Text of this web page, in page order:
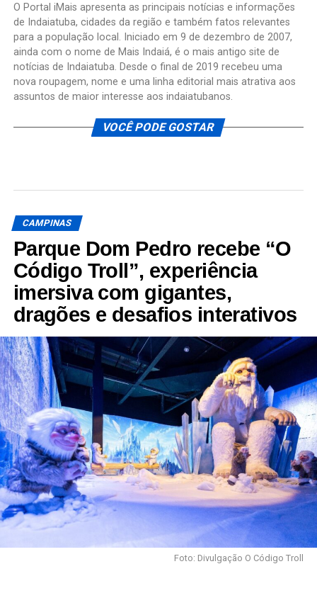
O Portal iMais apresenta as principais notícias e informações
de Indaiatuba, cidades da região e também fatos relevantes
para a população local. Iniciado em 9 de dezembro de 2007,
ainda com o nome de Mais Indaiá, é o mais antigo site de
notícias de Indaiatuba. Desde o final de 2019 recebeu uma
nova roupagem, nome e uma linha editorial mais atrativa aos
assuntos de maior interesse aos indaiatubanos.
VOCÊ PODE GOSTAR
CAMPINAS
Parque Dom Pedro recebe “O
Código Troll”, experiência
imersiva com gigantes,
dragões e desafios interativos
Foto: Divulgação O Código Troll